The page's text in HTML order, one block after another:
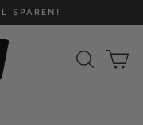
SPAREN!